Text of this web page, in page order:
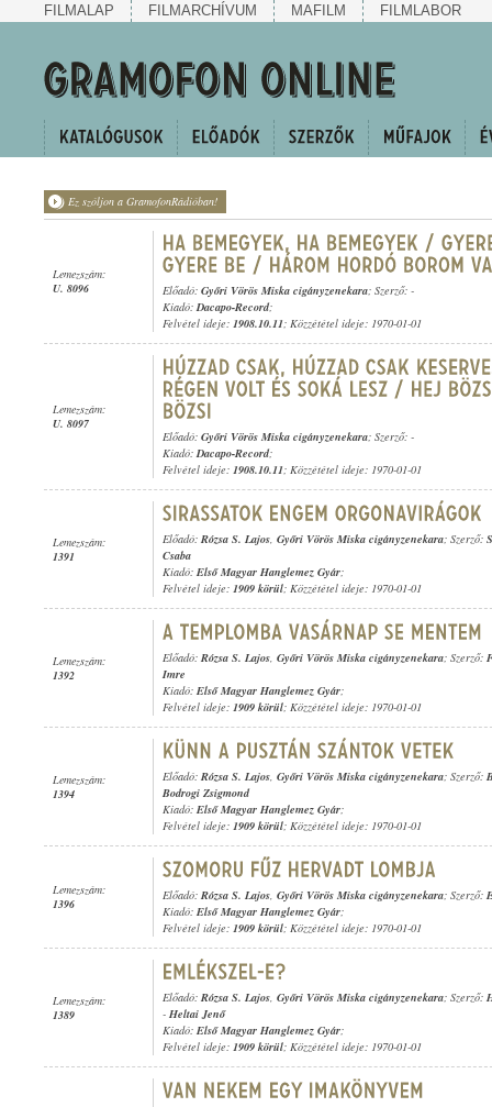
FILMALAP FILMARCHÍVUM MAFILM FILMLABOR
Ez szóljon a GramofonRádióban!
Lemezszám:
U. 8096
Előadó: Győri Vörös Miska cigányzenekara; Szerző: -
Kiadó:Dacapo-Record;
Felvétel ideje: 1908.10.11; Közzététel ideje: 1970-01-01
Lemezszám:
U. 8097
Előadó: Győri Vörös Miska cigányzenekara; Szerző: -
Kiadó:Dacapo-Record;
Felvétel ideje: 1908.10.11; Közzététel ideje: 1970-01-01
Lemezszám:
1391
Előadó: Rózsa S. Lajos, Győri Vörös Miska cigányzenekara; Szerző:
Csaba
Kiadó: Első Magyar Hanglemez Gyár;
Felvétel ideje: 1909 körül; Közzététel ideje: 1970-01-01
Lemezszám:
1392
Előadó: Rózsa S. Lajos, Győri Vörös Miska cigányzenekara; Szerző:
Imre
Kiadó: Első Magyar Hanglemez Gyár;
Felvétel ideje: 1909 körül; Közzététel ideje: 1970-01-01
Lemezszám:
1394
Előadó: Rózsa S. Lajos, Győri Vörös Miska cigányzenekara; Szerző:
Bodrogi Zsigmond
Kiadó: Első Magyar Hanglemez Gyár;
Felvétel ideje: 1909 körül; Közzététel ideje: 1970-01-01
Lemezszám:
1396
Előadó: Rózsa S. Lajos, Győri Vörös Miska cigányzenekara; Szerző:
Kiadó: Első Magyar Hanglemez Gyár;
Felvétel ideje: 1909 körül; Közzététel ideje: 1970-01-01
Lemezszám:
1389
Előadó: Rózsa S. Lajos, Győri Vörös Miska cigányzenekara; Szerző:
- Heltai Jenő
Kiadó: Első Magyar Hanglemez Gyár;
Felvétel ideje: 1909 körül; Közzététel ideje: 1970-01-01